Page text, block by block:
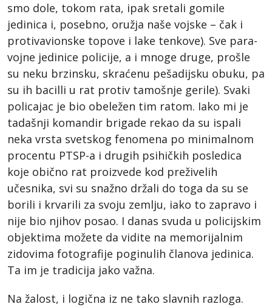
smo dole, tokom rata, ipak sretali gomile
jedinica i, posebno, oružja naše vojske – čak i
protivavionske topove i lake tenkove). Sve para-
vojne jedinice policije, a i mnoge druge, prošle
su neku brzinsku, skraćenu pešadijsku obuku, pa
su ih bacilli u rat protiv tamošnje gerile). Svaki
policajac je bio obeležen tim ratom. Iako mi je
tadašnji komandir brigade rekao da su ispali
neka vrsta svetskog fenomena po minimalnom
procentu PTSP-a i drugih psihičkih posledica
koje obično rat proizvede kod preživelih
učesnika, svi su snažno držali do toga da su se
borili i krvarili za svoju zemlju, iako to zapravo i
nije bio njihov posao. I danas svuda u policijskim
objektima možete da vidite na memorijalnim
zidovima fotografije poginulih članova jedinica.
Ta im je tradicija jako važna.
Na žalost, i logična iz ne tako slavnih razloga.